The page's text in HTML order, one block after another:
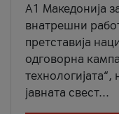
A1 Македонија
внатрешни
претставија
одговорна
јавната свест...